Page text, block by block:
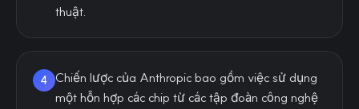
thuật.
4
Chiến lược của Anthropic bao gồm việc sử dụng
một hỗn hợp các chip từ các tập đoàn công nghệ